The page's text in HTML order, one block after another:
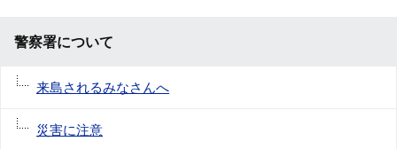
警察署について
来島されるみなさんへ
災害に注意